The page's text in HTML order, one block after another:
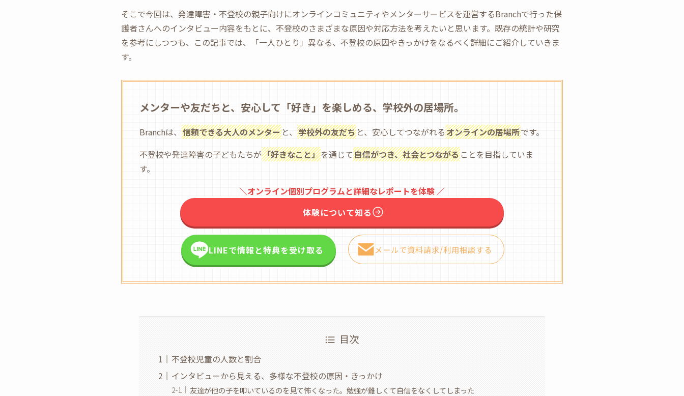
そこで今回は、発達障害・不登校の親子向けにオンラインコミュニティやメンターサービスを運営するBranchで行った保
護者さんへのインタビュー内容をもとに、不登校のさまざまな原因や対応方法を考えたいと思います。既存の統計や研究
を参考にしつつも、この記事では、「一人ひとり」異なる、不登校の原因やきっかけをなるべく詳細にご紹介していきま
す。
メンターや友だちと、安心して「好き」を楽しめる、学校外の居場所。
Branchは、 信頼できる大人のメンター と、 学校外の友だち と、安心してつながれるオンラインの居場所です。
不登校や発達障害の子どもたちが「好きなこと」を通じて自信がつき、社会とつながる ことを目指していま
す。
＼オンライン個別プログラムと詳細なレポートを体験 ／
体験について知る
LINEで情報と特典を受け取る メールで資料請求/利用相談する
目次
不登校児童の人数と割合
インタビューから見える、多様な不登校の原因・きっかけ
友達が他の子を叩いているのを見て怖くなった。勉強が難しくて自信をなくしてしまった